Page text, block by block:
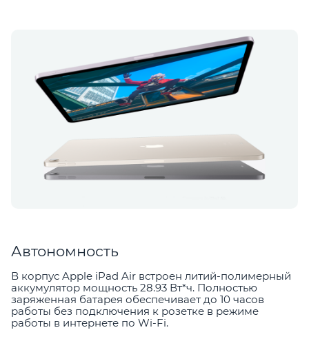
Автономность
В корпус Apple iPad Air встроен литий-полимерный
аккумулятор мощность 28.93 Вт*ч. Полностью
заряженная батарея обеспечивает до 10 часов
работы без подключения к розетке в режиме
работы в интернете по Wi-Fi.